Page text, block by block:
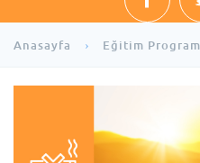
Anasayfa Eğitim